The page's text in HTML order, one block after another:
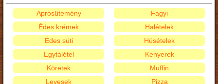
Aprósütemény
Édes krémek
Édes süti
Egytálétel
Fagyi
Halételek
Húsételek
Kenyerek
Köretek
Levesek
Muffin
Pizza